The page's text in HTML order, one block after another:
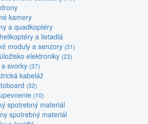
kamery
a quadkoptéry
a lietadlá
moduly a senzory (31)
elektroniky (23)
svorky (37)
kabeláž
(32)
(10)
spotrebný materiál
spotrebný materiál